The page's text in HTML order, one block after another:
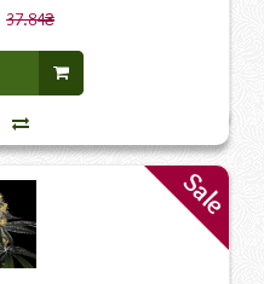
37.84₴
Sale